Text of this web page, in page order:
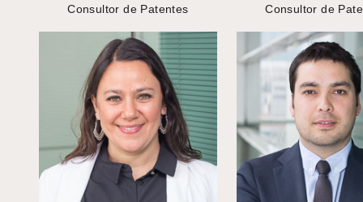
Consultor de Patentes Consultor de